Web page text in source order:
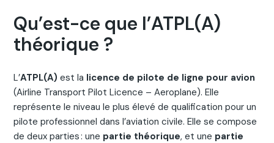
Qu’est-ce que l’ATPL(A)
théorique ?
L’ATPL(A) est la licence de pilote de ligne pour avion
(Airline Transport Pilot Licence – Aeroplane). Elle
représente le niveau le plus élevé de qualification pour un
pilote professionnel dans l’aviation civile. Elle se compose
de deux parties : une partie théorique, et une partie